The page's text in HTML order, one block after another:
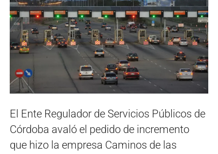
El Ente Regulador de Servicios Públicos de
Córdoba avaló el pedido de incremento
que hizo la empresa Caminos de las